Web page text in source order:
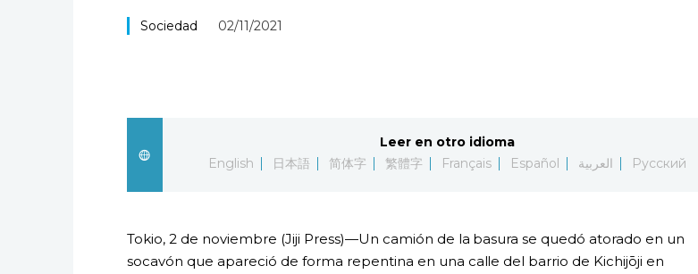
Sociedad 02/11/2021
Leer en otro idioma
English
日本語 简体字 繁體字 Français Español العربية Русский
Tokio, 2 de noviembre (Jiji Press)—Un camión de la basura se quedó atorado en un
socavón que apareció de forma repentina en una calle del barrio de Kichijōji en